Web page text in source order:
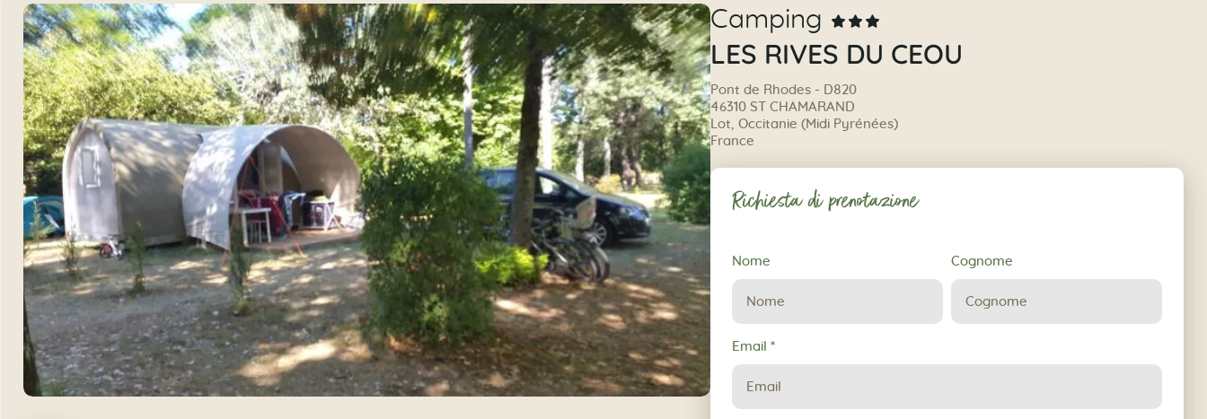
Camping
LES RIVES DU CEOU
Pont de Rhodes - D820
46310 ST CHAMARAND
Lot, Occitanie (Midi Pyrénées)
France
Richiesta di prenotazione
Richiesta
di
prenotazione
Nome Cognome
Email *